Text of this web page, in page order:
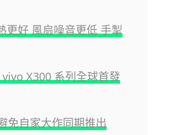
更好 風扇噪音更低 手掣
X300 系列全球首發
免自家大作同期推出